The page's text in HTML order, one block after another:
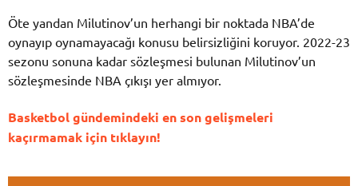
Öte yandan Milutinov’un herhangi bir noktada NBA’de
oynayıp oynamayacağı konusu belirsizliğini koruyor. 2022-23
sezonu sonuna kadar sözleşmesi bulunan Milutinov’un
sözleşmesinde NBA çıkışı yer almıyor.
Basketbol gündemindeki en son gelişmeleri
kaçırmamak için tıklayın!